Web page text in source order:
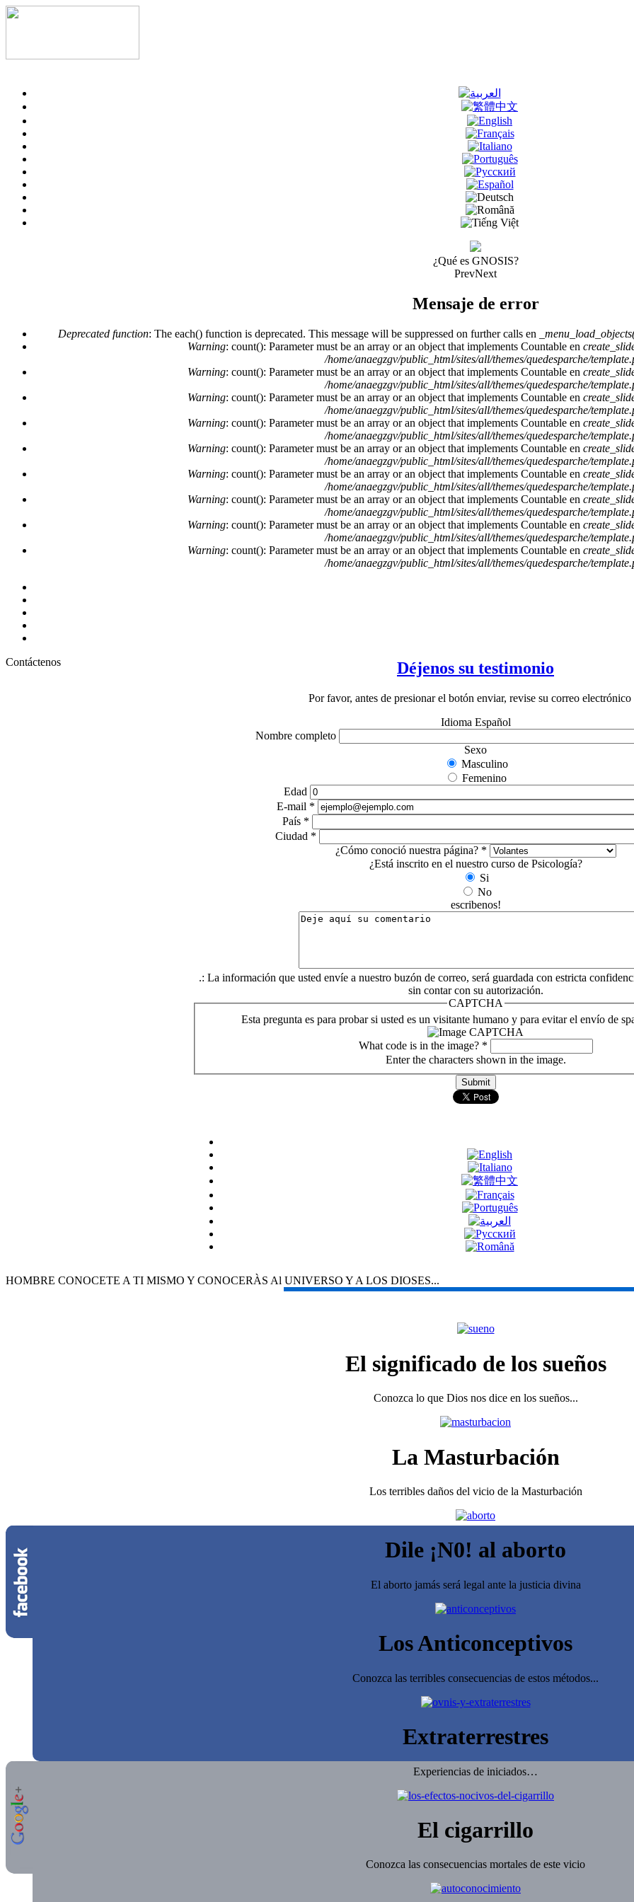
¿Qué es GNOSIS?
PrevNext
Mensaje de error
Deprecated function: The each() function is deprecated. This message will be suppressed on further calls en
Warning: count(): Parameter must be an array or an object that implements Countable en
/home/anaegzgv/public_html/sites/all/themes/quedesparche/
Warning: count(): Parameter must be an array or an object that implements Countable en
/home/anaegzgv/public_html/sites/all/themes/quedesparche/
Warning: count(): Parameter must be an array or an object that implements Countable en
/home/anaegzgv/public_html/sites/all/themes/quedesparche/
Warning: count(): Parameter must be an array or an object that implements Countable en
/home/anaegzgv/public_html/sites/all/themes/quedesparche/
Warning: count(): Parameter must be an array or an object that implements Countable en
/home/anaegzgv/public_html/sites/all/themes/quedesparche/
Warning: count(): Parameter must be an array or an object that implements Countable en
/home/anaegzgv/public_html/sites/all/themes/quedesparche/
Warning: count(): Parameter must be an array or an object that implements Countable en
/home/anaegzgv/public_html/sites/all/themes/quedesparche/
Warning: count(): Parameter must be an array or an object that implements Countable en
/home/anaegzgv/public_html/sites/all/themes/quedesparche/
Warning: count(): Parameter must be an array or an object that implements Countable en
/home/anaegzgv/public_html/sites/all/themes/quedesparche/
Contáctenos
Déjenos su testimonio
Por favor, antes de presionar el botón enviar, revise su correo electrónico
Idioma Español
Nombre completo
Sexo
Masculino
Femenino
Edad
E-mail *
País *
Ciudad *
¿Cómo conoció nuestra página? *
¿Está inscrito en el nuestro curso de Psicología?
Si
No
escribenos!
.: La información que usted envíe a nuestro buzón de correo, será guardada con estricta
sin contar con su autorización.
CAPTCHA
Esta pregunta es para probar si usted es un visitante humano y para evitar el envío de
What code is in the image? *
Enter the characters shown in the image.
HOMBRE CONOCETE A TI MISMO Y CONOCERÀS Al UNIVERSO Y A LOS DIOSES...
El significado de los sueños
Conozca lo que Dios nos dice en los sueños...
La Masturbación
Los terribles daños del vicio de la Masturbación
Dile ¡N0! al aborto
El aborto jamás será legal ante la justicia divina
Los Anticonceptivos
Conozca las terribles consecuencias de estos métodos...
Extraterrestres
Experiencias de iniciados…
El cigarrillo
Conozca las consecuencias mortales de este vicio